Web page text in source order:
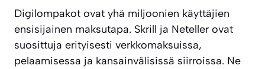
Digilompakot ovat yhä miljoonien käyttäjien
ensisijainen maksutapa. Skrill ja Neteller ovat
suosittuja erityisesti verkkomaksuissa,
pelaamisessa ja kansainvälisissä siirroissa. Ne